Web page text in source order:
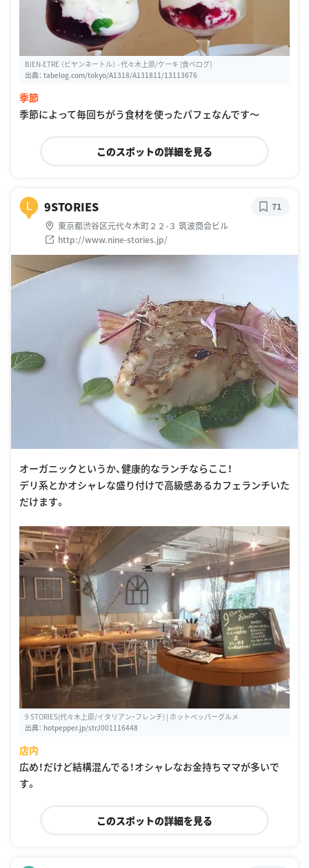
BIEN-ETRE （ビヤンネートル） - 代々木上原/ケーキ [食べログ]
出典： tabelog.com/tokyo/A1318/A131811/13113676
季節
季節によって毎回ちがう食材を使ったパフェなんです〜
このスポットの詳細を見る
L 9STORIES
東京都渋谷区元代々木町２２-３ 筑波商会ビル
http://www.nine-stories.jp/
71
オーガニックというか、健康的なランチならここ！
デリ系とかオシャレな盛り付けで高級感あるカフェランチいた
だけます。
9 STORIES(代々木上原/イタリアン・フレンチ) | ホットペッパーグルメ
出典： hotpepper.jp/strJ001116448
店内
広め！だけど結構混んでる！オシャレなお金持ちママが多いで
す。
このスポットの詳細を見る